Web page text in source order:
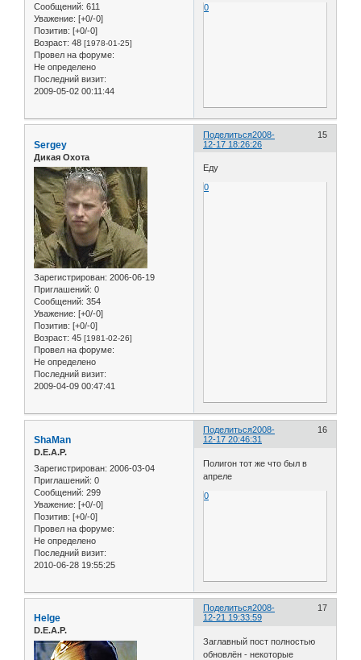
Сообщений: 611
Уважение: [+0/-0]
Позитив: [+0/-0]
Возраст: 48 [1978-01-25]
Провел на форуме:
Не определено
Последний визит:
2009-05-02 00:11:44
0
Поделиться 15
2008-
12-17 18:26:26
Sergey
Дикая Охота
Зарегистрирован: 2006-06-19
Приглашений: 0
Сообщений: 354
Уважение: [+0/-0]
Позитив: [+0/-0]
Возраст: 45 [1981-02-26]
Провел на форуме:
Не определено
Последний визит:
2009-04-09 00:47:41
Еду
0
Поделиться 16
2008-
12-17 20:46:31
ShaMan
D.E.A.P.
Зарегистрирован: 2006-03-04
Приглашений: 0
Сообщений: 299
Уважение: [+0/-0]
Позитив: [+0/-0]
Провел на форуме:
Не определено
Последний визит:
2010-06-28 19:55:25
Полигон тот же что был в
апреле
0
Поделиться 17
2008-
12-21 19:33:59
Helge
D.E.A.P.
Заглавный пост полностью
обновлён - некоторые